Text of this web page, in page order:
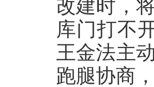
改建时，
库门打不
王金法主
跑腿协商